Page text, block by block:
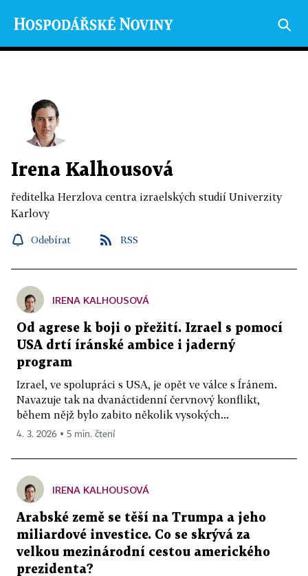
Irena Kalhousová
ředitelka Herzlova centra izraelských studií Univerzity
Karlovy
Odebírat RSS
IRENA KALHOUSOVÁ
Od agrese k boji o přežití. Izrael s pomocí
USA drtí íránské ambice i jaderný
program
Izrael, ve spolupráci s USA, je opět ve válce s Íránem.
Navazuje tak na dvanáctidenní červnový konflikt,
během nějž bylo zabito několik vysokých...
4. 3. 2026 ▪ 5 min. čtení
IRENA KALHOUSOVÁ
Arabské země se těší na Trumpa a jeho
miliardové investice. Co se skrývá za
velkou mezinárodní cestou amerického
prezidenta?